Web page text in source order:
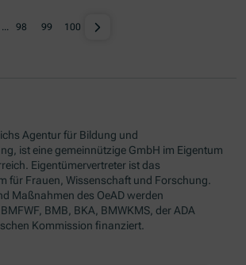
98 99 100
Agentur für Bildung und
ist eine gemeinnützige GmbH im Eigentum
Eigentümervertreter ist das
für Frauen, Wissenschaft und Forschung.
Maßnahmen des OeAD werden
BMB, BKA, BMWKMS, der ADA
Kommission finanziert.